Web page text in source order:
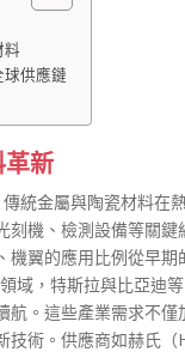
料
供應鏈
新
統金屬與陶瓷材料在
刻機、檢測設備等關
機翼的應用比例從早
域，特斯拉與比亞迪
航。這些產業需求不
技術。供應商如赫氏